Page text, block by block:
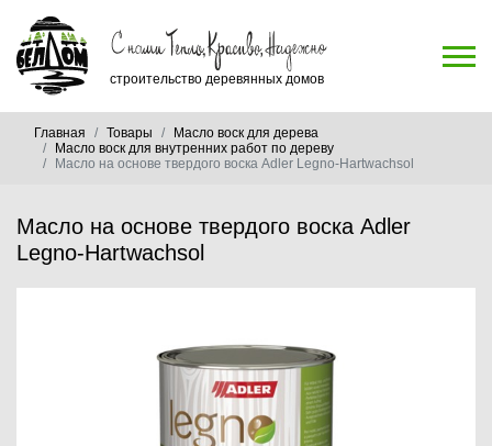
строительство деревянных домов
Главная Товары
Масло воск для дерева
Масло воск для внутренних работ по дереву
Масло на основе твердого воска Adler Legno-Hartwachsol
Масло на основе твердого воска Adler
Legno-Hartwachsol